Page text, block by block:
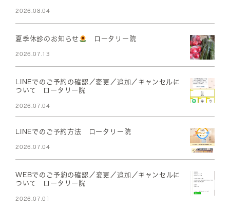
2026.08.04
夏季休診のお知らせ ロータリー院
2026.07.13
LINEでのご予約の確認／変更／追加／キャンセルに
ついて ロータリー院
2026.07.04
LINEでのご予約方法 ロータリー院
2026.07.04
WEBでのご予約の確認／変更／追加／キャンセルに
ついて ロータリー院
2026.07.01